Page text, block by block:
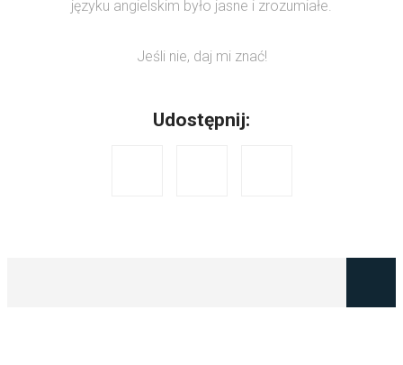
języku angielskim było jasne i zrozumiałe.
Jeśli nie, daj mi znać!
Udostępnij: